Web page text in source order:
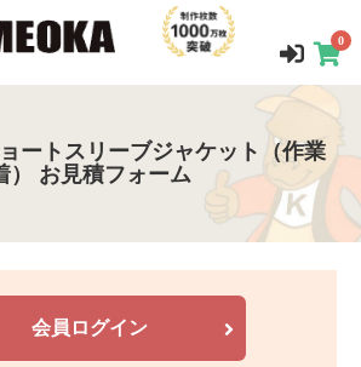
0
ートスリーブジャケット（作業
） お見積フォーム
会員ログイン